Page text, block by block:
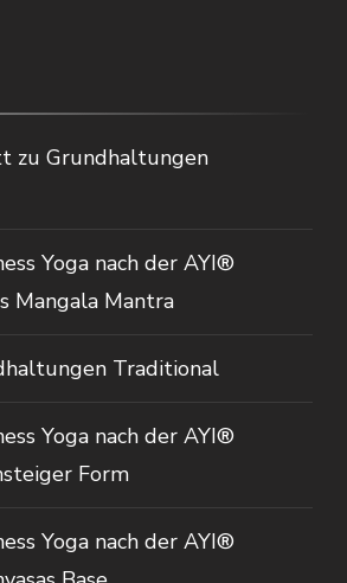
zu Grundhaltungen
Yoga nach der AYI®
Mangala Mantra
Traditional
Yoga nach der AYI®
Form
Yoga nach der AYI®